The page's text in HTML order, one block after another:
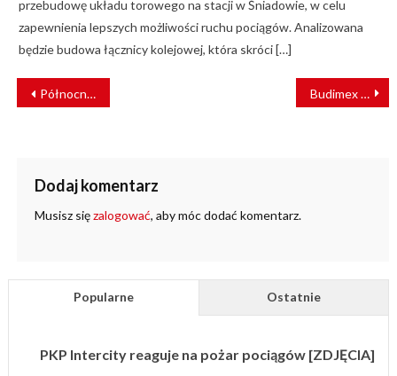
przebudowę układu torowego na stacji w Śniadowie, w celu
zapewnienia lepszych możliwości ruchu pociągów. Analizowana
będzie budowa łącznicy kolejowej, która skróci […]
NAWIGACJA
WPISU
Północna Chorwacja walczy z powodzią. Drawa zalała tory Budimex zmodernizuje dworzec kolejowy w Grudziądzu
Dodaj komentarz
Musisz sięzalogować, aby móc dodać komentarz.
Popularne Ostatnie
PKP Intercity reaguje na pożar pociągów [ZDJĘCIA]